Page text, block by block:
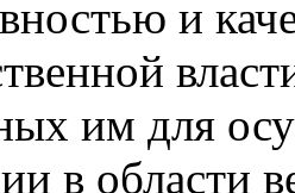
и
им для
в области